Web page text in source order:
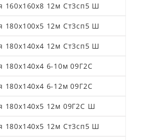
160х160х8 12м Ст3сп5 Ш
180х100х5 12м Ст3сп5 Ш
180х140х4 12м Ст3сп5 Ш
180х140х4 6-10м 09Г2С
180х140х4 6-12м 09Г2С
180х140х5 12м 09Г2С Ш
180х140х5 12м Ст3сп5 Ш